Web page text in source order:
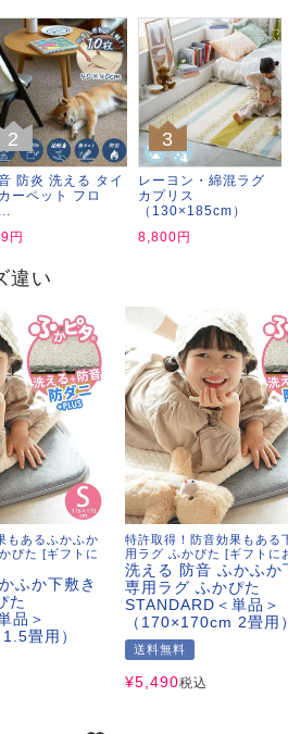
2
防炎 洗える タイ
ーペット フロ
円
3
レーヨン・綿混ラグ
カプリス
（130×185cm）
8,800円
違い
もあるふかふか
ぴた [ギフトに
ふか下敷き
た
品＞
畳用）
特許取得！防音効果もある
用ラグ ふかぴた [ギフトに
洗える 防音 ふかふか
専用ラグ ふかぴた
STANDARD＜単品＞
（170×170cm 2畳用）
送料無料
¥5,490税込